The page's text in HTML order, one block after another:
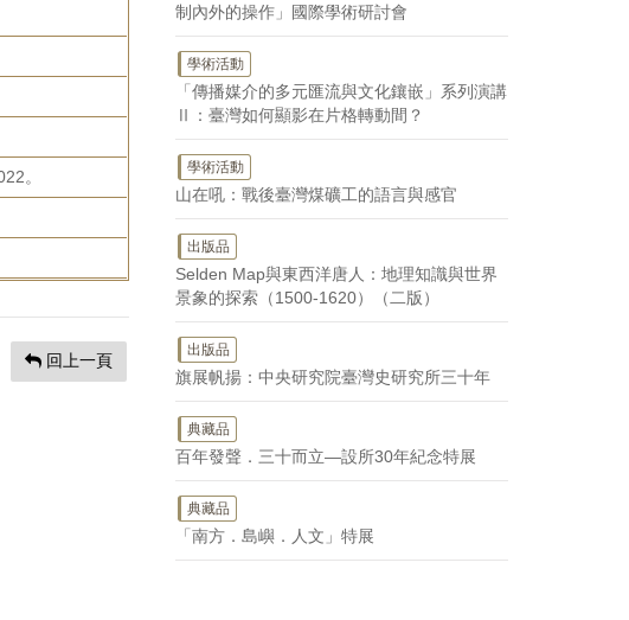
。
回上一頁
制內外的操作」國際學術研討會
學術活動
「傳播媒介的多元匯流與文化鑲嵌」系列演講
Ⅱ：臺灣如何顯影在片格轉動間？
學術活動
山在吼：戰後臺灣煤礦工的語言與感官
出版品
Selden Map與東西洋唐人：地理知識與世界
景象的探索（1500-1620）（二版）
出版品
旗展帆揚：中央研究院臺灣史研究所三十年
典藏品
百年發聲．三十而立—設所30年紀念特展
典藏品
「南方．島嶼．人文」特展